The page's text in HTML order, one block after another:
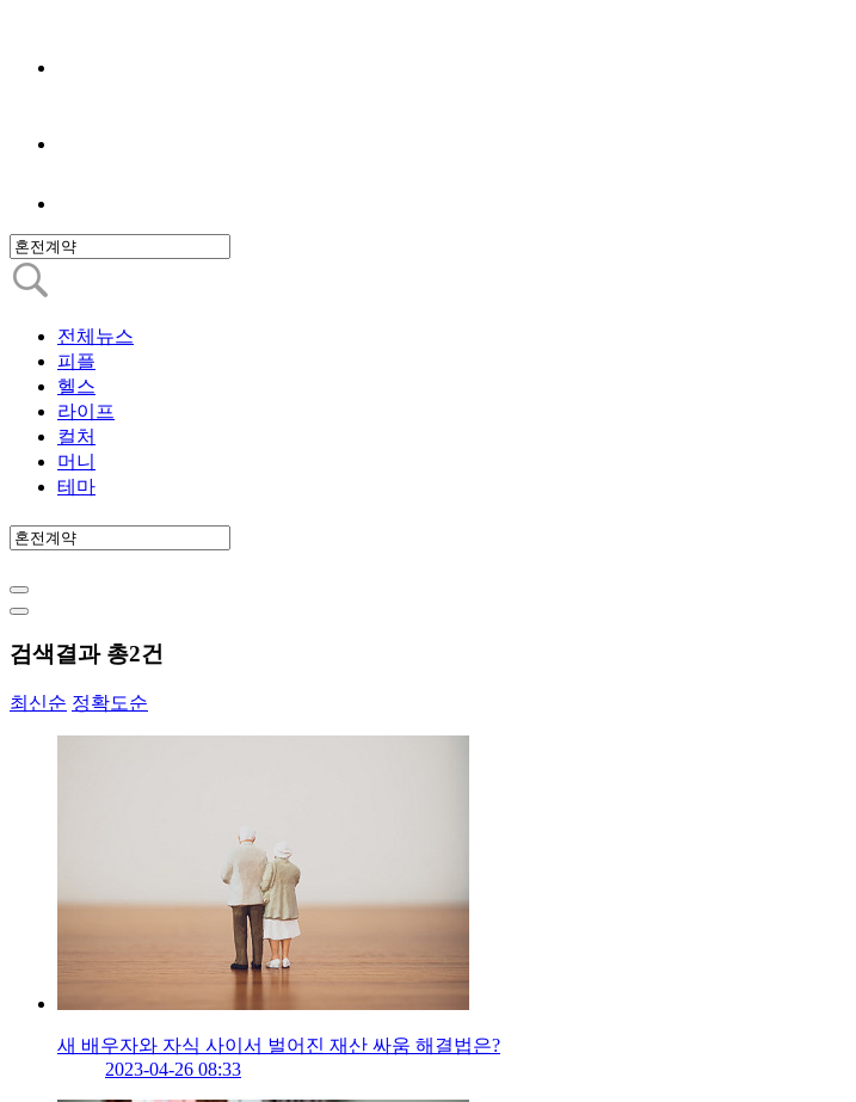
전체뉴스
피플
헬스
라이프
컬처
머니
테마
검색결과 총2건
최신순 정확도순
새 배우자와 자식 사이서 벌어진 재산 싸움 해결법은?
2023-04-26 08:33